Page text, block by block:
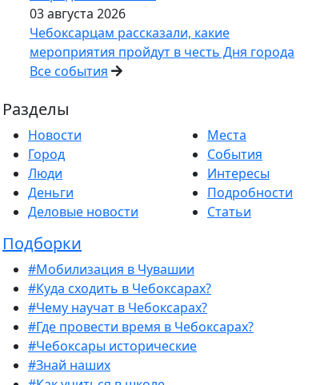
03 августа 2026
Чебоксарцам рассказали, какие
мероприятия пройдут в честь Дня города
Все события
Разделы
Новости
Город
Люди
Деньги
Деловые новости
Места
События
Интересы
Подробности
Статьи
Подборки
#Мобилизация в Чувашии
#Куда сходить в Чебоксарах?
#Чему научат в Чебоксарах?
#Где провести время в Чебоксарах?
#Чебоксары исторические
#Знай наших